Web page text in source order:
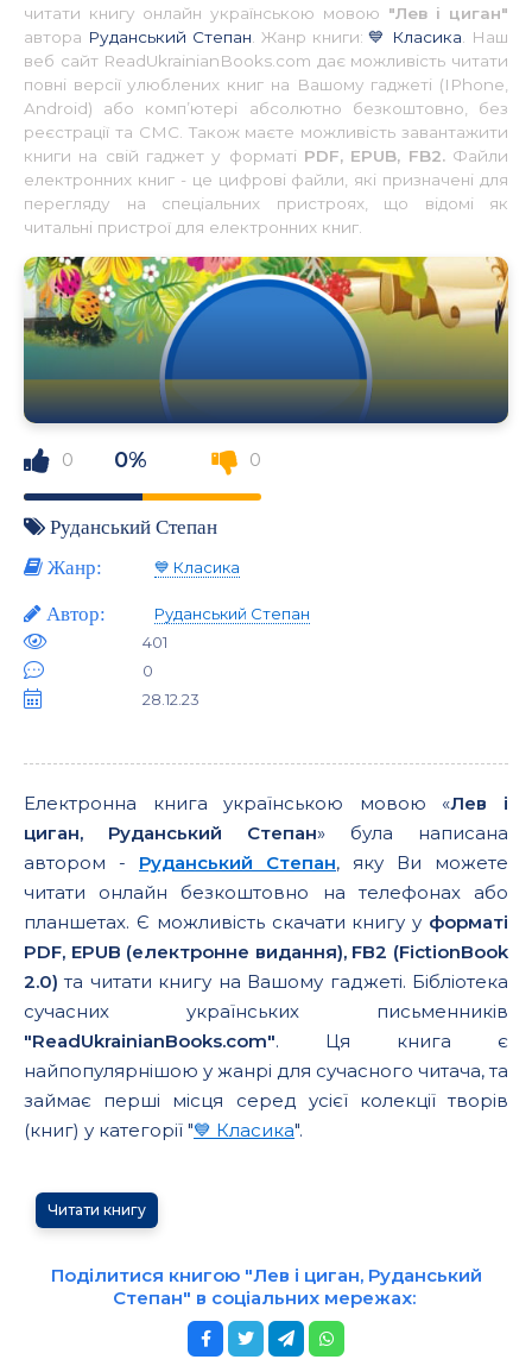
читати книгу онлайн українською мовою "Лев і циган"
автора Руданський Степан . Жанр книги:💙 Класика . Наш
веб сайт ReadUkrainianBooks.com дає можливість читати
повні версії улюблених книг на Вашому гаджеті (IPhone,
Android) або комп’ютері абсолютно безкоштовно, без
реєстрації та СМС. Також маєте можливість завантажити
книги на свій гаджет у форматі PDF, EPUB, FB2.Файли
електронних книг - це цифрові файли, які призначені для
перегляду на спеціальних пристроях, що відомі як
читальні пристрої для електронних книг.
0 0% 0
Руданський Степан
Жанр:
💙 Класика
Автор:
Руданський Степан
401
0
28.12.23
Електронна книга українською мовою «Лев і
циган, Руданський Степан» була написана
автором - Руданський Степан, яку Ви можете
читати онлайн безкоштовно на телефонах або
планшетах. Є можливість скачати книгу у форматі
PDF, EPUB (електронне видання), FB2 (FictionBook
2.0) та читати книгу на Вашому гаджеті. Бібліотека
сучасних українських письменників
"ReadUkrainianBooks.com". Ця книга є
найпопулярнішою у жанрі для сучасного читача, та
займає перші місця серед усієї колекції творів
(книг) у категорії "💙 Класика".
Читати книгу
Поділитися книгою "Лев і циган, Руданський
Степан" в соціальних мережах: